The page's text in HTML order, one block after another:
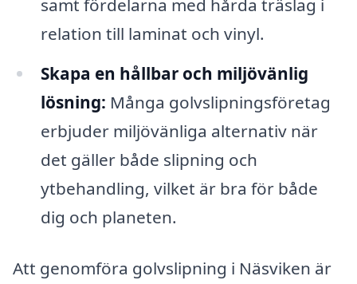
samt fördelarna med hårda träslag i
relation till laminat och vinyl.
Skapa en hållbar och miljövänlig
lösning: Många golvslipningsföretag
erbjuder miljövänliga alternativ när
det gäller både slipning och
ytbehandling, vilket är bra för både
dig och planeten.
Att genomföra golvslipning i Näsviken är